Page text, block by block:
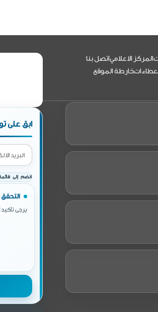
المركز الاعلامياتصل بنا
خارطة الموقع
ابق على
انضم إلى
التحقق
يرجى